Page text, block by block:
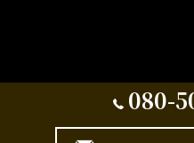
080-